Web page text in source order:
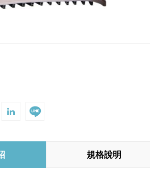
規格說明